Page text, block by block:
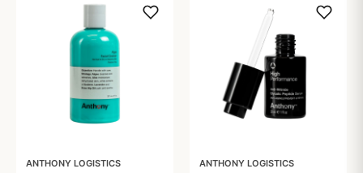
ANTHONY LOGISTICS ANTHONY LOGISTICS